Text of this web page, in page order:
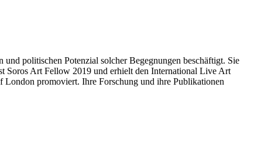
politischen Potenzial solcher Begegnungen beschäftigt. Sie
Soros Art Fellow 2019 und erhielt den International Live Art
promoviert. Ihre Forschung und ihre Publikationen